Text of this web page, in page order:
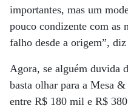
importantes, mas um
pouco condizente com as
falho desde a origem”,
Agora, se alguém duvida
basta olhar para a Mesa
entre R$ 180 mil e R$